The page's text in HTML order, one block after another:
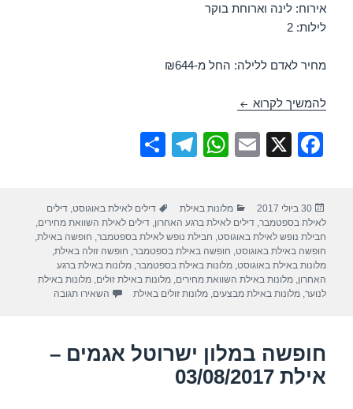
אירוח: לינה וארוחת בוקר
לילות: 2
מחיר לאדם ללילה: החל מ-₪644
להמשיך לקרוא חופשה במלון ישרוטל המלך שלמה – אילת 06/08/2017
F
e
b
o
o
X
E
W
s
A
p
p
T
gr
a
m
e
פורסם
בתאריך
30 ביולי 2017 קטגוריות
מלונות באילת תגיות
דילים לאילת באוגוסט,דילים
לאילת בספטמבר,דילים לאילת ברגע האחרון,דילים לאילת השוואת מחירים,
חבילת נופש לאילת באוגוסט, חבילת נופש לאילת בספטמבר, חופשה באילת,
חופשה באילת באוגוסט, חופשה באילת בספטמבר, חופשה זולה באילת,
מלונות באילת באוגוסט,מלונות באילת בספטמבר,מלונות באילת ברגע
האחרון,מלונות באילת השוואת מחירים,מלונות באילת זולים,מלונות באילת
לנוער,מלונות באילת מבצעים,מלונות זולים באילת השאירו תגובה
חופשה במלון ישרוטל אגמים –
אילת 03/08/2017